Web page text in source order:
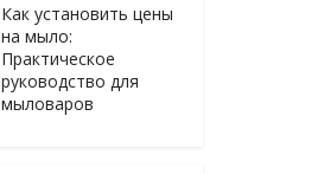
Как установить цены
на мыло:
Практическое
руководство для
мыловаров